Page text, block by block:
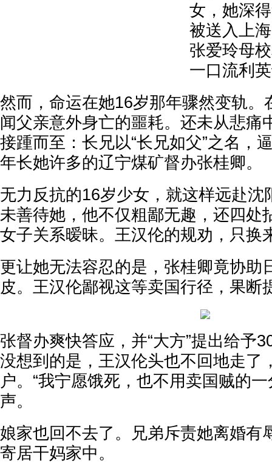
女，她深
被送入上
张爱玲母
一口流利
然而，命运在她16岁那年骤然变轨。
闻父亲意外身亡的噩耗。还未从悲痛
接踵而至：长兄以“长兄如父”之名，
年长她许多的辽宁煤矿督办张桂卿。
无力反抗的16岁少女，就这样远赴沈
未善待她，他不仅粗鄙无趣，还四处
女子关系暧昧。王汉伦的规劝，只换
更让她无法容忍的是，张桂卿竟协助
皮。王汉伦鄙视这等卖国行径，果断
张督办爽快答应，并“大方”提出给予
没想到的是，王汉伦头也不回地走了
户。“我宁愿饿死，也不用卖国贼的
声。
娘家也回不去了。兄弟斥责她离婚有
寄居干妈家中。